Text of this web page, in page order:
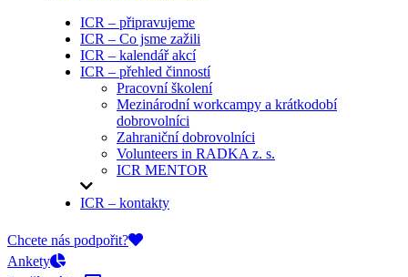
ICR – připravujeme
ICR – Co jsme zažili
ICR – kalendář akcí
ICR – přehled činností
Pracovní školení
Mezinárodní workcampy a krátkodobí
dobrovolníci
Zahraniční dobrovolníci
Volunteers in RADKA z. s.
ICR MENTOR
ICR – kontakty
On-line přihlášky
Chcete nás podpořit?
Ankety